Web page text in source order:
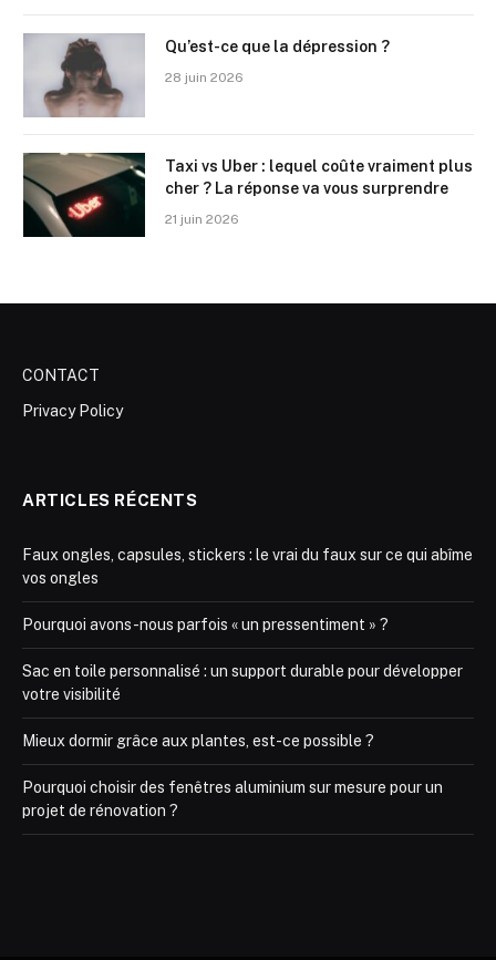
Qu’est-ce que la dépression ?
28 juin 2026
Taxi vs Uber : lequel coûte vraiment plus
cher ? La réponse va vous surprendre
21 juin 2026
CONTACT
Privacy Policy
ARTICLES RÉCENTS
Faux ongles, capsules, stickers : le vrai du faux sur ce qui abîme
vos ongles
Pourquoi avons-nous parfois « un pressentiment » ?
Sac en toile personnalisé : un support durable pour développer
votre visibilité
Mieux dormir grâce aux plantes, est-ce possible ?
Pourquoi choisir des fenêtres aluminium sur mesure pour un
projet de rénovation ?